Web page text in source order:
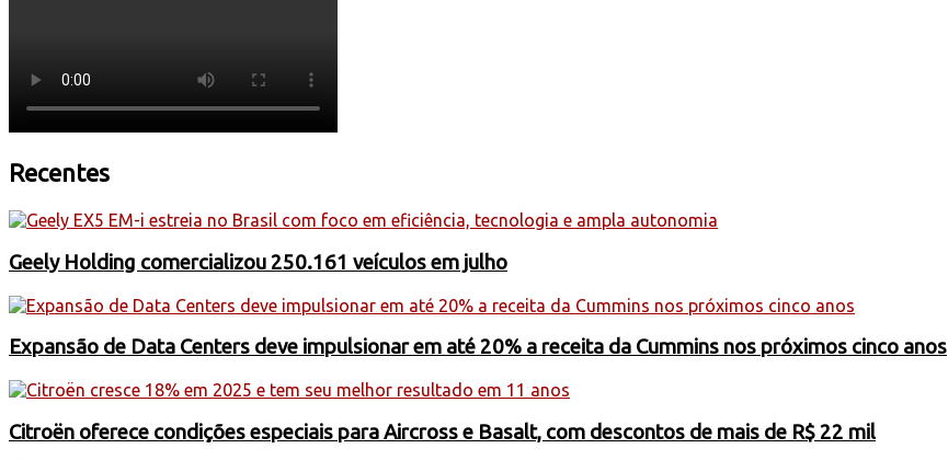
Recentes
Geely Holding comercializou 250.161 veículos em julho
Expansão de Data Centers deve impulsionar em até 20% a receita da Cummins nos próximos cinco anos
Citroën oferece condições especiais para Aircross e Basalt, com descontos de mais de R$ 22 mil